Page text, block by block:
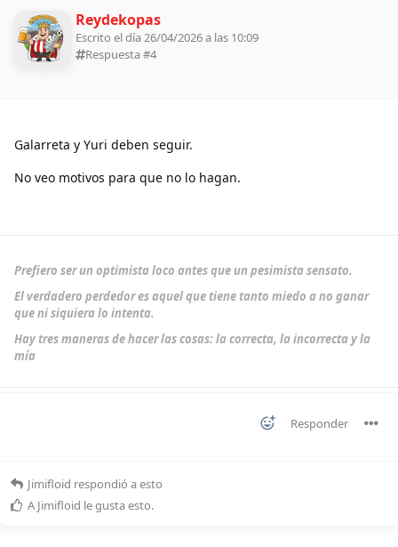
Reydekopas
Escrito el día 26/04/2026 a las 10:09
Respuesta #4
Galarreta y Yuri deben seguir.
No veo motivos para que no lo hagan.
Prefiero ser un optimista loco antes que un pesimista sensato.
El verdadero perdedor es aquel que tiene tanto miedo a no ganar
que ni siquiera lo intenta.
Hay tres maneras de hacer las cosas: la correcta, la incorrecta y la
mía
Responder
Jimifloid respondió a esto
A Jimifloid le gusta esto.